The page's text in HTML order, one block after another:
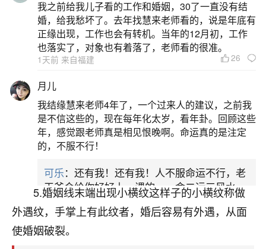
家风纹是预示着婚姻状况很重要的手相纹路。
如果一个女人的家风纹从中断裂，或者被其他纹路
冲撞，则说明婚姻中易发生意外情况，婚姻的变数
致感情破裂，悲剧收场。不易给与对方太多的放纵
与宽容，适当的向伴侣表明自己的真心，告诉伴侣
自己的真实想法，是使感情之路。
5.婚姻线末端出现小横纹这样子的小横纹称做
外遇纹，手掌上有此纹者，婚后容易有外遇，从面
使婚姻破裂。
我之前给我儿子看的工作和婚姻，30了一直没有结
婚，给我愁坏了。去年找慧来老师看的，说是年底有
正缘出现，工作也会有转机。当年的12月初，工作
也落实了，对象也有着落了，老师看的很准。
1天前 来自福建 26
月儿
我结缘慧来老师4年了，一个过来人的建议，之前我
是不信这些的，现在每年化太岁，看年卦。回顾这些
年，感觉跟老师真是相见恨晚啊。命运真的是注定
的，不服不行！
可乐：还有我！还有我！人不服命运不行，老
天爷会给你好好上一课的。一命二运三风水，
哪样不服都不行！
平安是福：我也是每年找老师化太岁，看年
卦，认识老师3年了，都是缘分啊！